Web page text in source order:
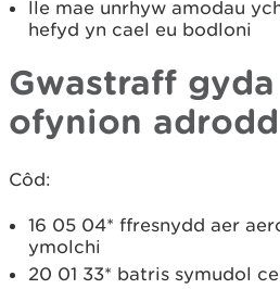
lle mae unrhyw amodau
hefyd yn cael eu bodloni
Gwastraff
ofynion adrodd
Côd:
16 05 04* ffresnydd aer
ymolchi
20 01 33* batris symudol